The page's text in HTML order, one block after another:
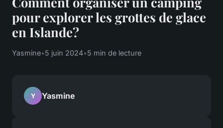
pour explorer les grottes de glace
en Islande?
Yasmine•5 juin 2024•5 min de lecture
Y Yasmine